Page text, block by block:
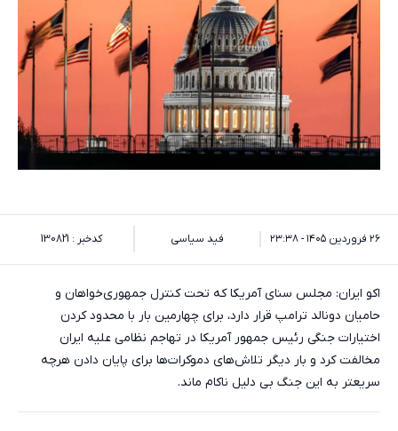
۲۶ فروردین ۱۴۰۵ - ۲۳:۳۸ فید سیاسی کدخبر : 130821
اکو ایران: مجلس سنای آمریکا که تحت کنترل جمهوری‌خواهان و
حامیان دونالد ترامپ قرار دارد، برای چهارمین بار با محدود کردن
اختیارات جنگی رئیس جمهور آمریکا در تهاجم نظامی علیه ایران
مخالفت کرد و بار دیگر تلاش‌های دموکرات‌ها برای پایان دادن هرچه
سریعتر به این جنگ بی دلیل ناکام ماند.